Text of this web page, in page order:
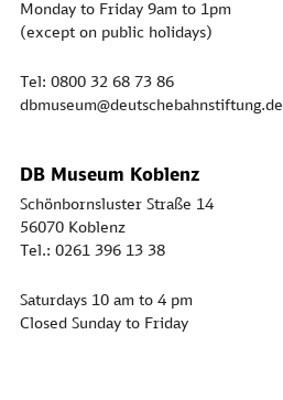
Monday to Friday 9am to 1pm
(except on public holidays)
Tel: 0800 32 68 73 86
dbmuseum@deutschebahnstiftung.de
DB Museum Koblenz
Schönbornsluster Straße 14
56070 Koblenz
Tel.: 0261 396 13 38
Saturdays 10 am to 4 pm
Closed Sunday to Friday